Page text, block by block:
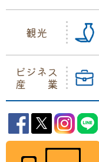
観光
ビジネス
産業
益子町Facebook
益子町益子